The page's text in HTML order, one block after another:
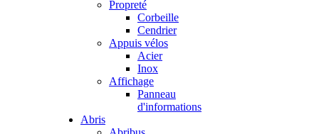
Propreté
Corbeille
Cendrier
Appuis vélos
Acier
Inox
Affichage
Panneau
d'informations
Abris